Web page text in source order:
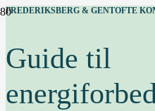
FREDERIKSBERG & GENTOFTE
Guide til